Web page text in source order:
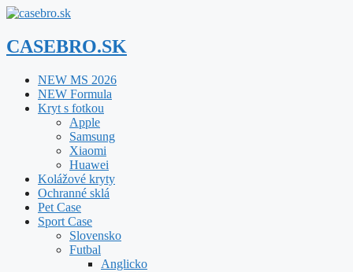
Preskočiť
obsah
CASEBRO.SK
NEW MS 2026
NEW Formula
Kryt s fotkou
Apple
Samsung
Xiaomi
Huawei
Kolážové kryty
Ochranné sklá
Pet Case
Sport Case
Slovensko
Futbal
Anglicko